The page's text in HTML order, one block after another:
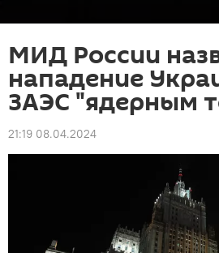
МИД России
нападение
ЗАЭС "ядерным
21:19 08.04.2024